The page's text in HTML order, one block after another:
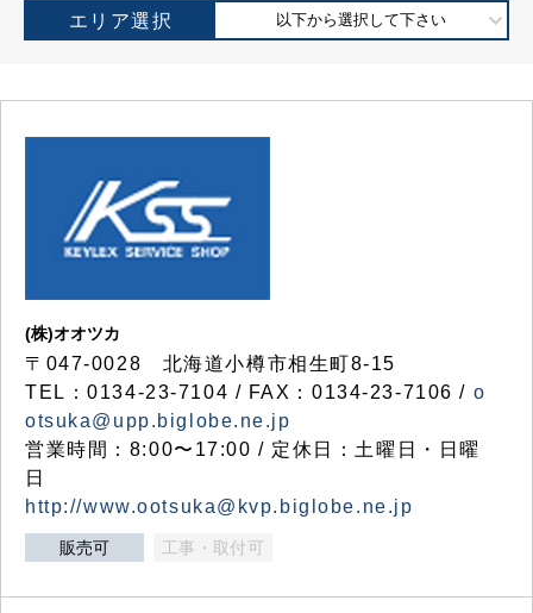
エリア選択 以下から選択して下さい
(株)オオツカ
〒047-0028 北海道小樽市相生町8-15
TEL：0134-23-7104 / FAX：0134-23-7106 / o
otsuka@upp.biglobe.ne.jp
営業時間：8:00〜17:00 / 定休日：土曜日・日曜
日
http://www.ootsuka@kvp.biglobe.ne.jp
販売可 工事・取付可